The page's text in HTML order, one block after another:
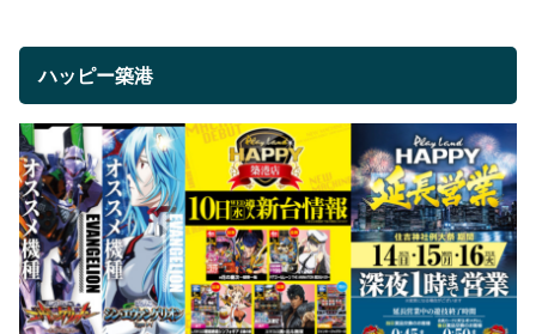
ハッピー築港